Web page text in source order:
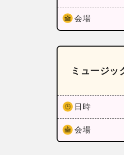
会場
ミュージッ
日時
会場